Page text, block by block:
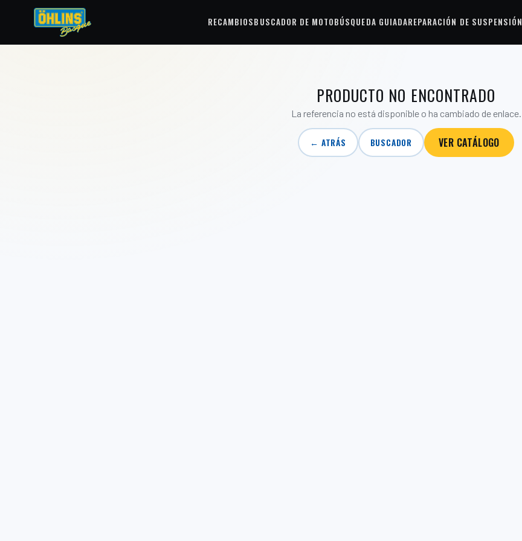
RECAMBIOSBUSCADOR DE MOTOBÚSQUEDA GUIADAREPARACIÓN DE SUSPENSIÓN
PRODUCTO NO ENCONTRADO
La referencia no está disponible o ha cambiado de enlace.
← ATRÁS BUSCADOR VER CATÁLOGO